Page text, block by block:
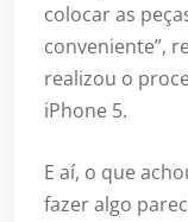
colocar as
conveniente”,
realizou o
iPhone 5.
E aí, o que
fazer algo